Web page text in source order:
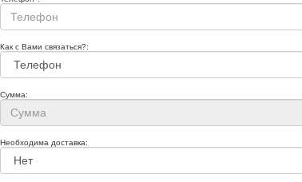
Как с Вами связаться?:
Сумма:
Необходима доставка: